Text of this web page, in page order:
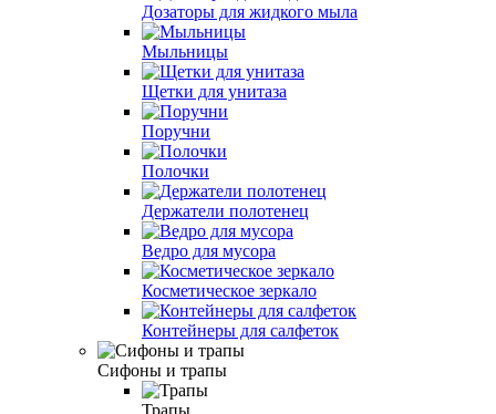
Дозаторы для жидкого мыла
Мыльницы
Щетки для унитаза
Поручни
Полочки
Держатели полотенец
Ведро для мусора
Косметическое зеркало
Контейнеры для салфеток
Сифоны и трапы
Трапы